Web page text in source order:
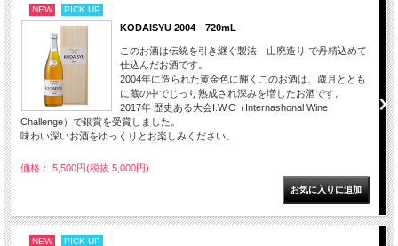
NEW PICK UP
KODAISYU 2004 720mL
このお酒は伝統を引き継ぐ製法 山廃造り で丹精込めて
仕込んだお酒です。
2004年に造られた黄金色に輝くこのお酒は、歳月ととも
に蔵の中でじっり熟成され深みを増したお酒です。
2017年 歴史ある大会I.W.C（Internashonal Wine
Challenge）で銀賞を受賞しました。
味わい深いお酒をゆっくりとお楽しみください。
価格： 5,500円(税抜 5,000円)
NEW PICK UP